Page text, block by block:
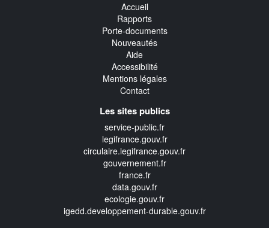
Accueil
Rapports
Porte-documents
Nouveautés
Aide
Accessibilité
Mentions légales
Contact
Les sites publics
service-public.fr
legifrance.gouv.fr
circulaire.legifrance.gouv.fr
gouvernement.fr
france.fr
data.gouv.fr
ecologie.gouv.fr
igedd.developpement-durable.gouv.fr